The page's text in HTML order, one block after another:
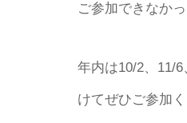
ご参加できなか
年内は10/2、11/
けてぜひご参加く